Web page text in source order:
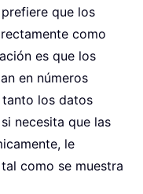
que los
como
es que los
en números
tanto los datos
necesita que las
le
como se muestra